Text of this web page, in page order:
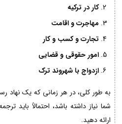
کار در ترکیه
مهاجرت و اقامت
تجارت و کسب و کار
امور حقوقی و قضایی
ازدواج با شهروند ترک
به طور کلی، در هر زمانی که یک نهاد
شما نیاز داشته باشد، احتمالاً باید
ارائه دهید.